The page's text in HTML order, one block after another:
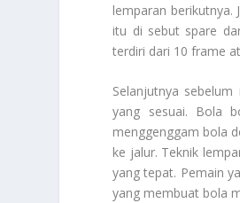
lemparan berikutnya.
itu di sebut spare
terdiri dari 10 frame
Selanjutnya
yang sesuai. Bola
menggenggam bola
ke jalur. Teknik
yang tepat. Pemain
yang membuat bola